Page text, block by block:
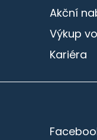
Akční
Výkup
Kariéra